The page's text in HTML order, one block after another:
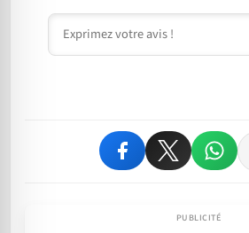
Commentaire